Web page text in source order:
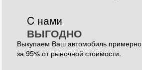
C нами
ВЫГОДНО
Выкупаем Ваш автомобиль примерно
за 95% от рыночной стоимости.